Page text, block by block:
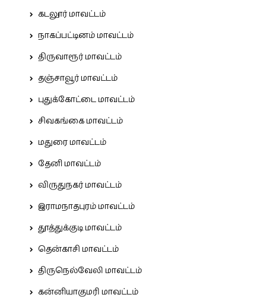
கடலூர் மாவட்டம்
நாகப்பட்டினம் மாவட்டம்
திருவாரூர் மாவட்டம்
தஞ்சாவூர் மாவட்டம்
புதுக்கோட்டை மாவட்டம்
சிவகங்கை மாவட்டம்
மதுரை மாவட்டம்
தேனி மாவட்டம்
விருதுநகர் மாவட்டம்
இராமநாதபுரம் மாவட்டம்
தூத்துக்குடி மாவட்டம்
தென்காசி மாவட்டம்
திருநெல்வேலி மாவட்டம்
கன்னியாகுமரி மாவட்டம்